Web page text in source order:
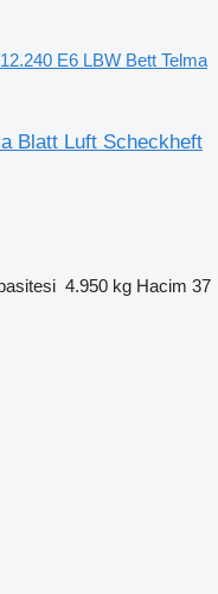
E6 LBW Bett Telma
Blatt Luft Scheckheft
4.950 kg Hacim 37